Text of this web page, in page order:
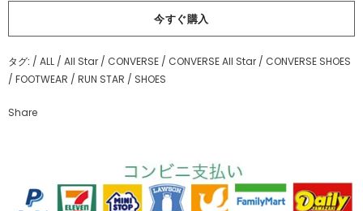
今すぐ購入
タグ: / ALL / All Star / CONVERSE / CONVERSE All Star / CONVERSE SHOES
/ FOOTWEAR / RUN STAR / SHOES
Share